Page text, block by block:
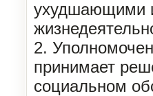
ухудшающими
2.
принимает
социальном